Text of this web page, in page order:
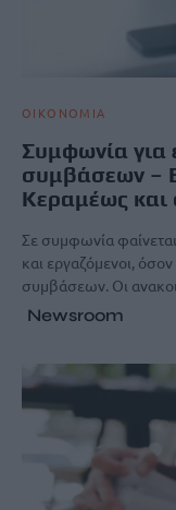
ΟΙΚΟΝΟΜΙΑ
Συμφωνία για
συμβάσεων –
Κεραμέως και
Σε συμφωνία
και εργαζόμενοι,
συμβάσεων. Οι
Newsroom